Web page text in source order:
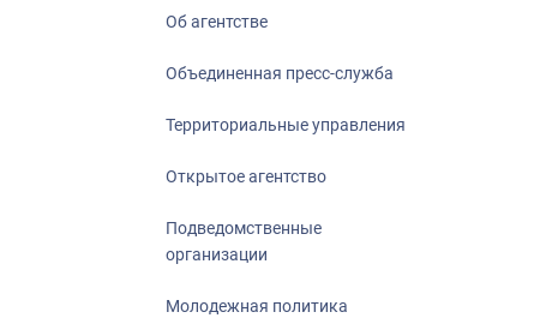
Об агентстве
Объединенная пресс-служба
Территориальные управления
Открытое агентство
Подведомственные
организации
Молодежная политика